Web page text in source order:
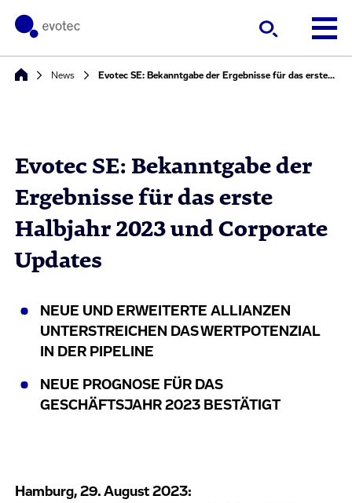
News Evotec SE: Bekanntgabe der Ergebnisse für das erste Halbjahr 2023 und Corporate Updates
Evotec SE: Bekanntgabe der
Ergebnisse für das erste
Halbjahr 2023 und Corporate
Updates
NEUE UND ERWEITERTE ALLIANZEN
UNTERSTREICHEN DAS WERTPOTENZIAL
IN DER PIPELINE
NEUE PROGNOSE FÜR DAS
GESCHÄFTSJAHR 2023 BESTÄTIGT
Hamburg, 29. August 2023: